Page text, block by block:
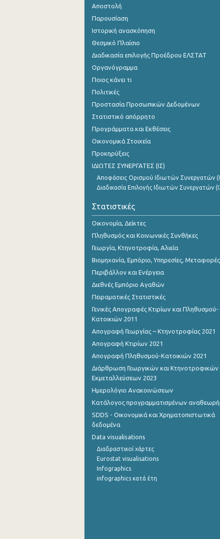
Μαΐου 2024
Απριλίου 2024
Μαρτίου 2024
Φεβρουαρίου 2024
Δεκεμβρίου 2023
Οκτωβρίου 2023
Σεπτεμβρίου 2023
Αυγούστου 2023
Ιουνίου 2023
Μαΐου 2023
Απριλίου 2023
Μαρτίου 2023
Φεβρουαρίου 2023
Ιανουαρίου 2023
Δεκεμβρίου 2022
Νοεμβρίου 2022
Οκτωβρίου 2022
Σεπτεμβρίου 2022
Αυγούστου 2022
Ιουλίου 2022
Ιουνίου 2022
Μαΐου 2022
Απριλίου 2022
Μαρτίου 2022
Αποστολή
Παρουσίαση
Ιστορική ανασκόπηση
Θεσμικό Πλαίσιο
Διαδικασία επιλογής Προέδρου ΕΛΣΤΑΤ
Οργανόγραμμα
Ποιος κάνει τι
Πολιτικές
Προστασία Προσωπικών Δεδομένων
Στατιστικό απόρρητο
Προγράμματα και Εκθέσεις
Οικονομικά Στοιχεία
Προκηρύξεις
ΙΔΙΩΤΕΣ ΣΥΝΕΡΓΑΤΕΣ (ΙΣ)
Αποφάσεις Ορισμού Ιδιωτών Συνεργατών
Διαδικασία Επιλογής Ιδιωτών Συνεργατών
Στατιστικές
Οικονομία, Δείκτες
Πληθυσμός και Κοινωνικές Συνθήκες
Γεωργία, Κτηνοτροφία, Αλιεία
Βιομηχανία, Εμπόριο, Υπηρεσίες, Μεταφορές
Περιβάλλον και Ενέργεια
Διεθνές Εμπόριο Αγαθών
Πειραματικές Στατιστικές
Γενικές Απογραφές Κτιρίων και Πληθυσμού-
Κατοικιών 2011
Απογραφή Γεωργίας – Κτηνοτροφίας 2021
Απογραφή Κτιρίων 2021
Απογραφή Πληθυσμού-Κατοικιών 2021
Διάρθρωση Γεωργικών και Κτηνοτροφικών
Εκμεταλλεύσεων 2023
Ημερολόγιο Ανακοινώσεων
Κατάλογος προγραμματισμένων
SDDS - Οικονομικά και Χρηματοπιστωτικά
δεδομένα
Data visualisations
Διαδραστικοί χάρτες
Eurostat visualisations
Infographics
infographics κατά έτη